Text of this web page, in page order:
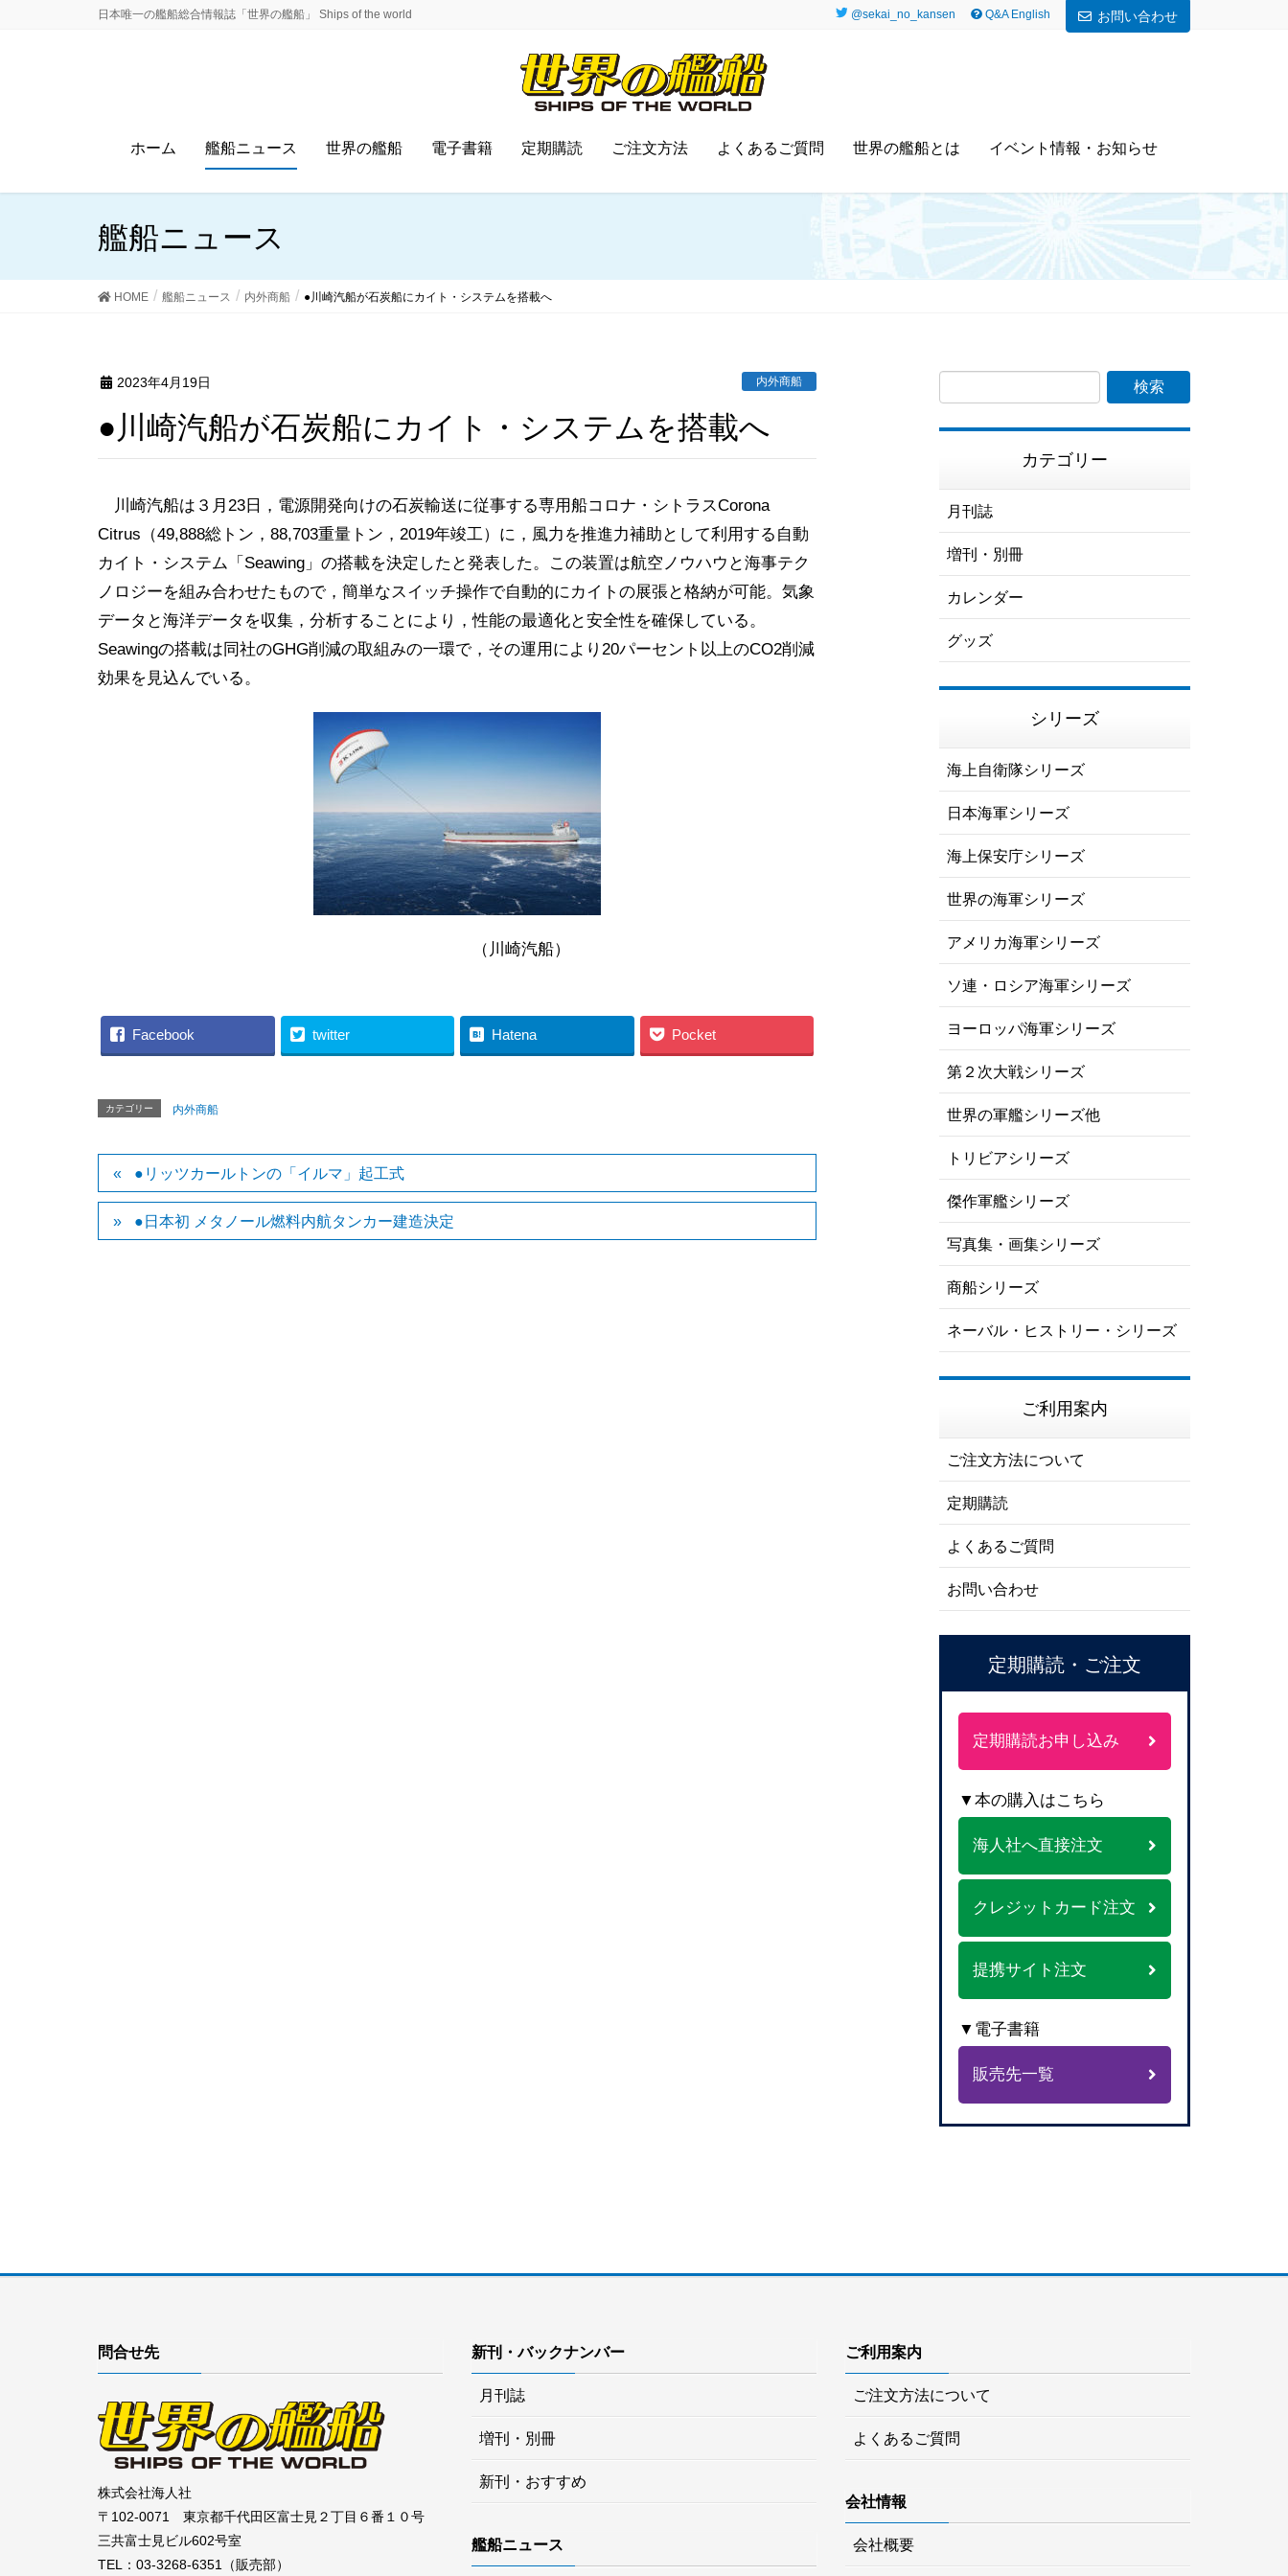
日本唯一の艦船総合情報誌「世界の艦船」 Ships of the world @sekai_no_kansen Q&A English お問い合わせ
ホーム 艦船ニュース 世界の艦船 電子書籍 定期購読 ご注文方法 よくあるご質問 世界の艦船とは イベント情報・お知らせ
艦船ニュース
HOME 艦船ニュース 内外商船 ●川崎汽船が石炭船にカイト・システムを搭載へ
2023年4月19日 内外商船
●川崎汽船が石炭船にカイト・システムを搭載へ
川崎汽船は３月23日，電源開発向けの石炭輸送に従事する専用船コロナ・シトラスCorona
Citrus（49,888総トン，88,703重量トン，2019年竣工）に，風力を推進力補助として利用する自動
カイト・システム「Seawing」の搭載を決定したと発表した。この装置は航空ノウハウと海事テク
ノロジーを組み合わせたもので，簡単なスイッチ操作で自動的にカイトの展張と格納が可能。気象
データと海洋データを収集，分析することにより，性能の最適化と安全性を確保している。
Seawingの搭載は同社のGHG削減の取組みの一環で，その運用により20パーセント以上のCO2削減
効果を見込んでいる。
（川崎汽船）
Facebook twitter Hatena Pocket
カテゴリー 内外商船
●リッツカールトンの「イルマ」起工式
●日本初 メタノール燃料内航タンカー建造決定
カテゴリー
月刊誌
増刊・別冊
カレンダー
グッズ
シリーズ
海上自衛隊シリーズ
日本海軍シリーズ
海上保安庁シリーズ
世界の海軍シリーズ
アメリカ海軍シリーズ
ソ連・ロシア海軍シリーズ
ヨーロッパ海軍シリーズ
第２次大戦シリーズ
世界の軍艦シリーズ他
トリビアシリーズ
傑作軍艦シリーズ
写真集・画集シリーズ
商船シリーズ
ネーバル・ヒストリー・シリーズ
ご利用案内
ご注文方法について
定期購読
よくあるご質問
お問い合わせ
定期購読・ご注文
定期購読お申し込み
▼本の購入はこちら
海人社へ直接注文
クレジットカード注文
提携サイト注文
▼電子書籍
販売先一覧
問合せ先
株式会社海人社
〒102-0071 東京都千代田区富士見２丁目６番１０号
三共富士見ビル602号室
TEL：03-3268-6351（販売部）
新刊・バックナンバー
月刊誌
増刊・別冊
新刊・おすすめ
艦船ニュース
ご利用案内
ご注文方法について
よくあるご質問
会社情報
会社概要